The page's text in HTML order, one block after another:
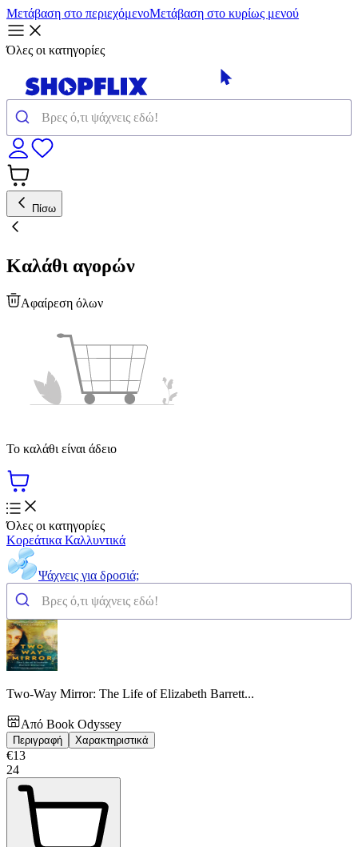
Μετάβαση στο περιεχόμενοΜετάβαση στο κυρίως μενού
Όλες οι κατηγορίες
Πίσω
Καλάθι αγορών
Αφαίρεση όλων
Το καλάθι είναι άδειο
Όλες οι κατηγορίες
Κορεάτικα Καλλυντικά
Ψάχνεις για δροσιά;
Two-Way Mirror: The Life of Elizabeth Barrett...
Από Book Odyssey
Περιγραφή Χαρακτηριστικά
€13
24